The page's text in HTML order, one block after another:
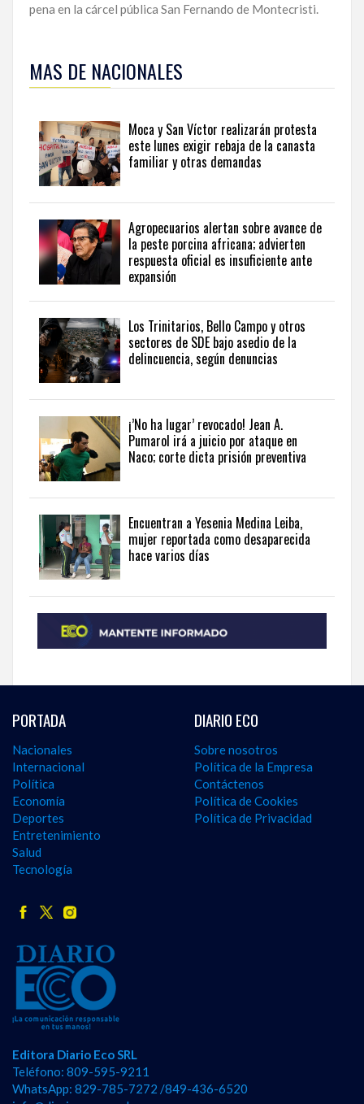
pena en la cárcel pública San Fernando de Montecristi.
esta
información
seguir
actualidad
del
país
desde
una
perspectiva
internacional,
visite
the
latest
news
from
the
Dominican
MAS DE NACIONALES
Moca y San Víctor realizarán protesta
este lunes exigir rebaja de la canasta
familiar y otras demandas
Agropecuarios alertan sobre avance de
la peste porcina africana; advierten
respuesta oficial es insuficiente ante
expansión
Los Trinitarios, Bello Campo y otros
sectores de SDE bajo asedio de la
delincuencia, según denuncias
¡’No ha lugar’ revocado! Jean A.
Pumarol irá a juicio por ataque en
Naco; corte dicta prisión preventiva
Encuentran a Yesenia Medina Leiba,
mujer reportada como desaparecida
hace varios días
PORTADA
Nacionales
Internacional
Política
Economía
Deportes
Entretenimiento
Salud
Tecnología
DIARIO ECO
Sobre nosotros
Política de la Empresa
Contáctenos
Política de Cookies
Política de Privacidad
Editora Diario Eco SRL
Teléfono: 809-595-9211
WhatsApp: 829-785-7272 /849-436-6520